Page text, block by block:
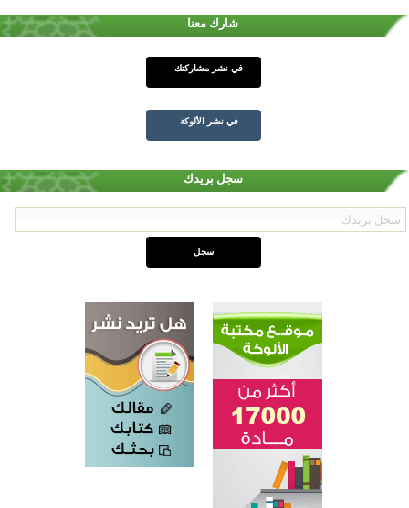
شارك معنا
في نشر مشاركتك
في نشر الألوكة
سجل بريدك